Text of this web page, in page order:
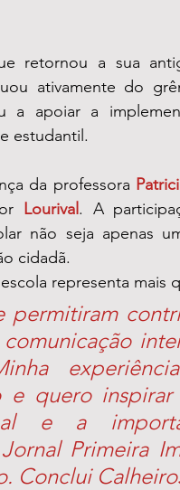
retornou a sua
ativamente do
a apoiar a
estudantil.
da professora
Lourival . A
não seja apenas
cidadã.
representa mais
permitiram
quero
e a
Primeira
Conclui